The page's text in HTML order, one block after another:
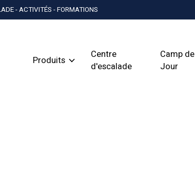
- ACTIVITÉS - FORMATIONS
Produits
Centre
d'escalade
Camp de
Jour